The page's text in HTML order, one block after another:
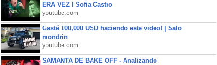
ERA VEZ l Sofia Castro
youtube.com
Gasté 100,000 USD haciendo este video! | Salo
mondrin
youtube.com
SAMANTA DE BAKE OFF - Analizando